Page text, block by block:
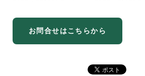
お問合せはこちらから